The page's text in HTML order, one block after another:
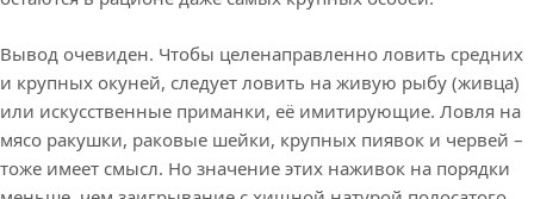
Вывод очевиден. Чтобы целенаправленно ловить средних
и крупных окуней, следует ловить на живую рыбу (живца)
или искусственные приманки, её имитирующие. Ловля на
мясо ракушки, раковые шейки, крупных пиявок и червей –
тоже имеет смысл. Но значение этих наживок на порядки